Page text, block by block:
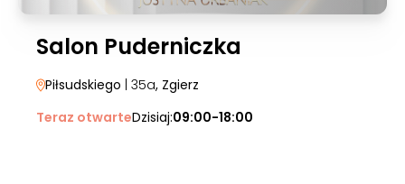
Salon Puderniczka
Piłsudskiego | 35a, Zgierz
Teraz otwarteDzisiaj:09:00-18:00